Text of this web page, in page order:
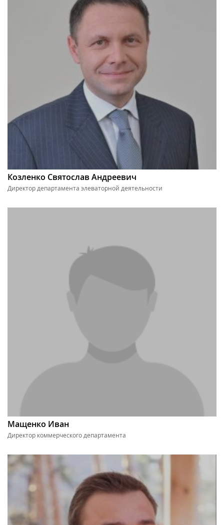
Козленко Святослав Андреевич
Директор департамента элеваторной деятельности
Мащенко Иван
Директор коммерческого департамента